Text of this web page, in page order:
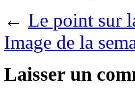
← Le point sur
Image de la
Laisser un